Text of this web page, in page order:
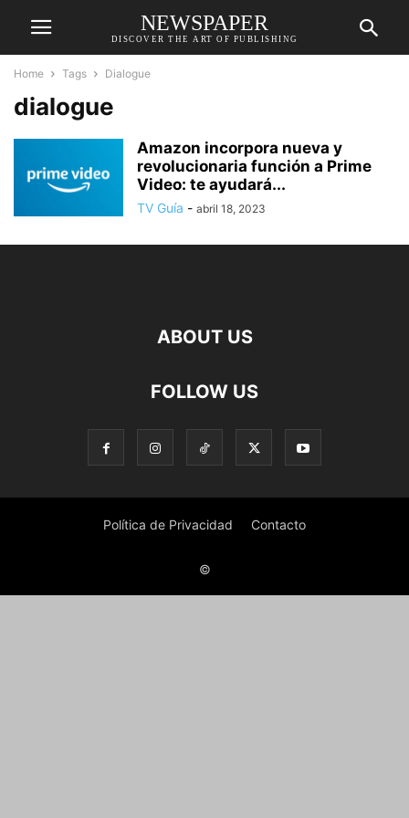
NEWSPAPER
DISCOVER THE ART OF PUBLISHING
Home Tags Dialogue
dialogue
Amazon incorpora nueva y
revolucionaria función a Prime
Video: te ayudará...
TV Guía - abril 18, 2023
ABOUT US
FOLLOW US
Política de Privacidad Contacto
©